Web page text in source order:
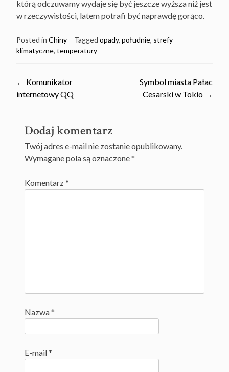
którą odczuwamy wydaje się być jeszcze wyższa niż jest
w rzeczywistości, latem potrafi być naprawdę gorąco.
Posted in Chiny Tagged opady, południe, strefy
klimatyczne, temperatury
Post
← Komunikator
internetowy QQ
Symbol miasta Pałac
Cesarski w Tokio →
Dodaj komentarz
Twój adres e-mail nie zostanie opublikowany.
Wymagane pola są oznaczone*
Komentarz*
Nazwa*
E-mail*